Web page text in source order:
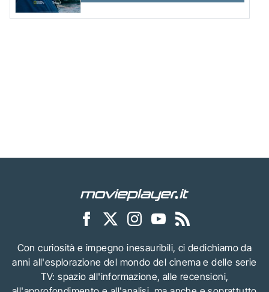
Con curiosità e impegno inesauribili, ci dedichiamo da
anni all'esplorazione del mondo del cinema e delle serie
TV: spazio all'informazione, alle recensioni,